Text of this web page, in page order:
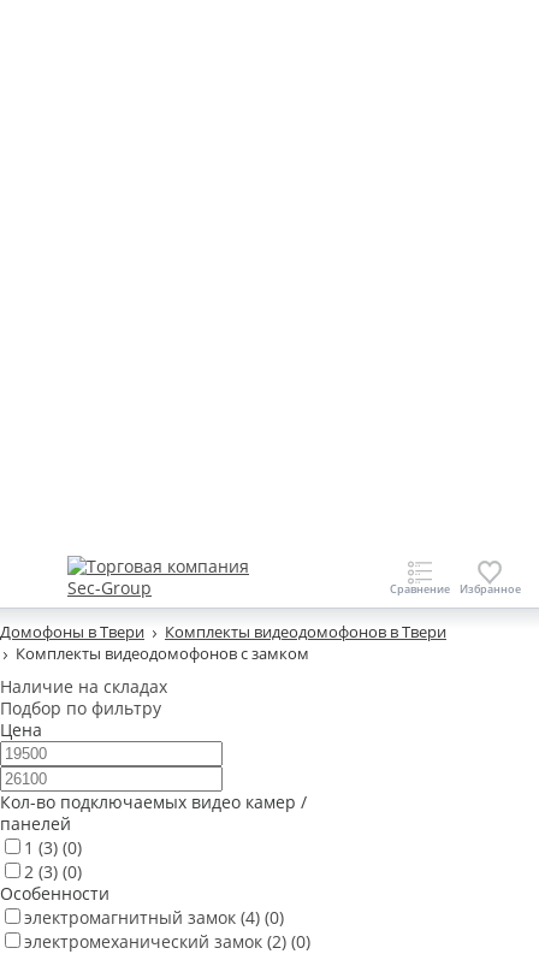
Домофоны в Твери
Комплекты видеодомофонов в Твери
Комплекты видеодомофонов с замком
Наличие на складах
Подбор по фильтру
Цена
Кол-во подключаемых видео камер /
панелей
1 (3) (0)
2 (3) (0)
Особенности
электромагнитный замок (4) (0)
электромеханический замок (2) (0)